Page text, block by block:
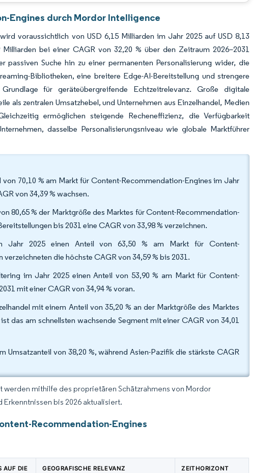
Engines durch Mordor Intelligence
voraussichtlich von USD 6,15 Milliarden im Jahr 2025 auf USD 8,13
bei einer CAGR von 32,20 % über den Zeitraum 2026–2031
passiven Suche hin zu einer permanenten Personalisierung wider, die
Bibliotheken, eine breitere Edge-AI-Bereitstellung und strengere
für geräteübergreifende Echtzeitrelevanz. Große digitale
zentralen Umsatzhebel, und Unternehmen aus Einzelhandel, Medien
ermöglichen steigende Recheneffizienz, die Verfügbarkeit
dasselbe Personalisierungsniveau wie globale Marktführer
70,10 % am Markt für Content-Recommendation-Engines im Jahr
von 34,39 % wachsen.
80,65 % der Marktgröße des Marktes für Content-Recommendation-
bis 2031 eine CAGR von 33,98 % verzeichnen.
Jahr 2025 einen Anteil von 63,50 % am Markt für Content-
die höchste CAGR von 34,59 % bis 2031.
im Jahr 2025 einen Anteil von 53,90 % am Markt für Content-
mit einer CAGR von 34,94 % voran.
mit einem Anteil von 35,20 % an der Marktgröße des Marktes
das am schnellsten wachsende Segment mit einer CAGR von 34,01
von 38,20 %, während Asien-Pazifik die stärkste CAGR
werden mithilfe des proprietären Schätzrahmens von Mordor
bis 2026 aktualisiert.
Recommendation-Engines
AUF DIE
GEOGRAFISCHE RELEVANZ
ZEITHORIZONT